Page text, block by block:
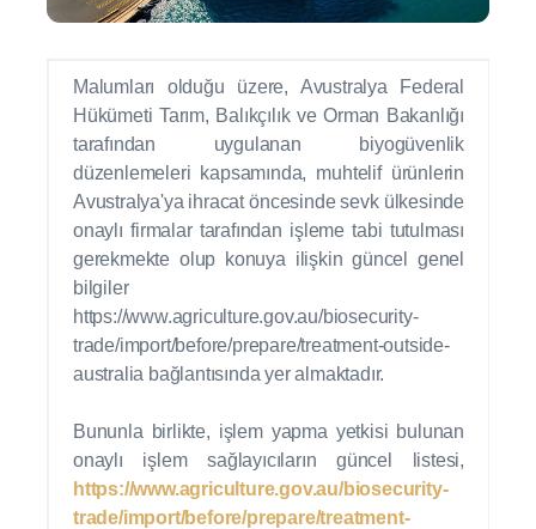
Malumları olduğu üzere, Avustralya Federal
Hükümeti Tarım, Balıkçılık ve Orman Bakanlığı
tarafından uygulanan biyogüvenlik
düzenlemeleri kapsamında, muhtelif ürünlerin
Avustralya'ya ihracat öncesinde sevk ülkesinde
onaylı firmalar tarafından işleme tabi tutulması
gerekmekte olup konuya ilişkin güncel genel
bilgiler
https://www.agriculture.gov.au/biosecurity-
trade/import/before/prepare/treatment-outside-
australia bağlantısında yer almaktadır.
Bununla birlikte, işlem yapma yetkisi bulunan
onaylı işlem sağlayıcıların güncel listesi,
https://www.agriculture.gov.au/biosecurity-
trade/import/before/prepare/treatment-